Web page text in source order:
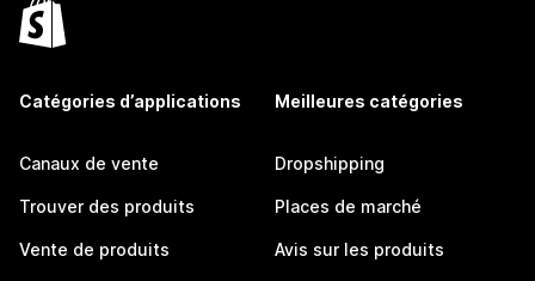
Catégories d’applications
Canaux de vente
Trouver des produits
Vente de produits
Meilleures catégories
Dropshipping
Places de marché
Avis sur les produits